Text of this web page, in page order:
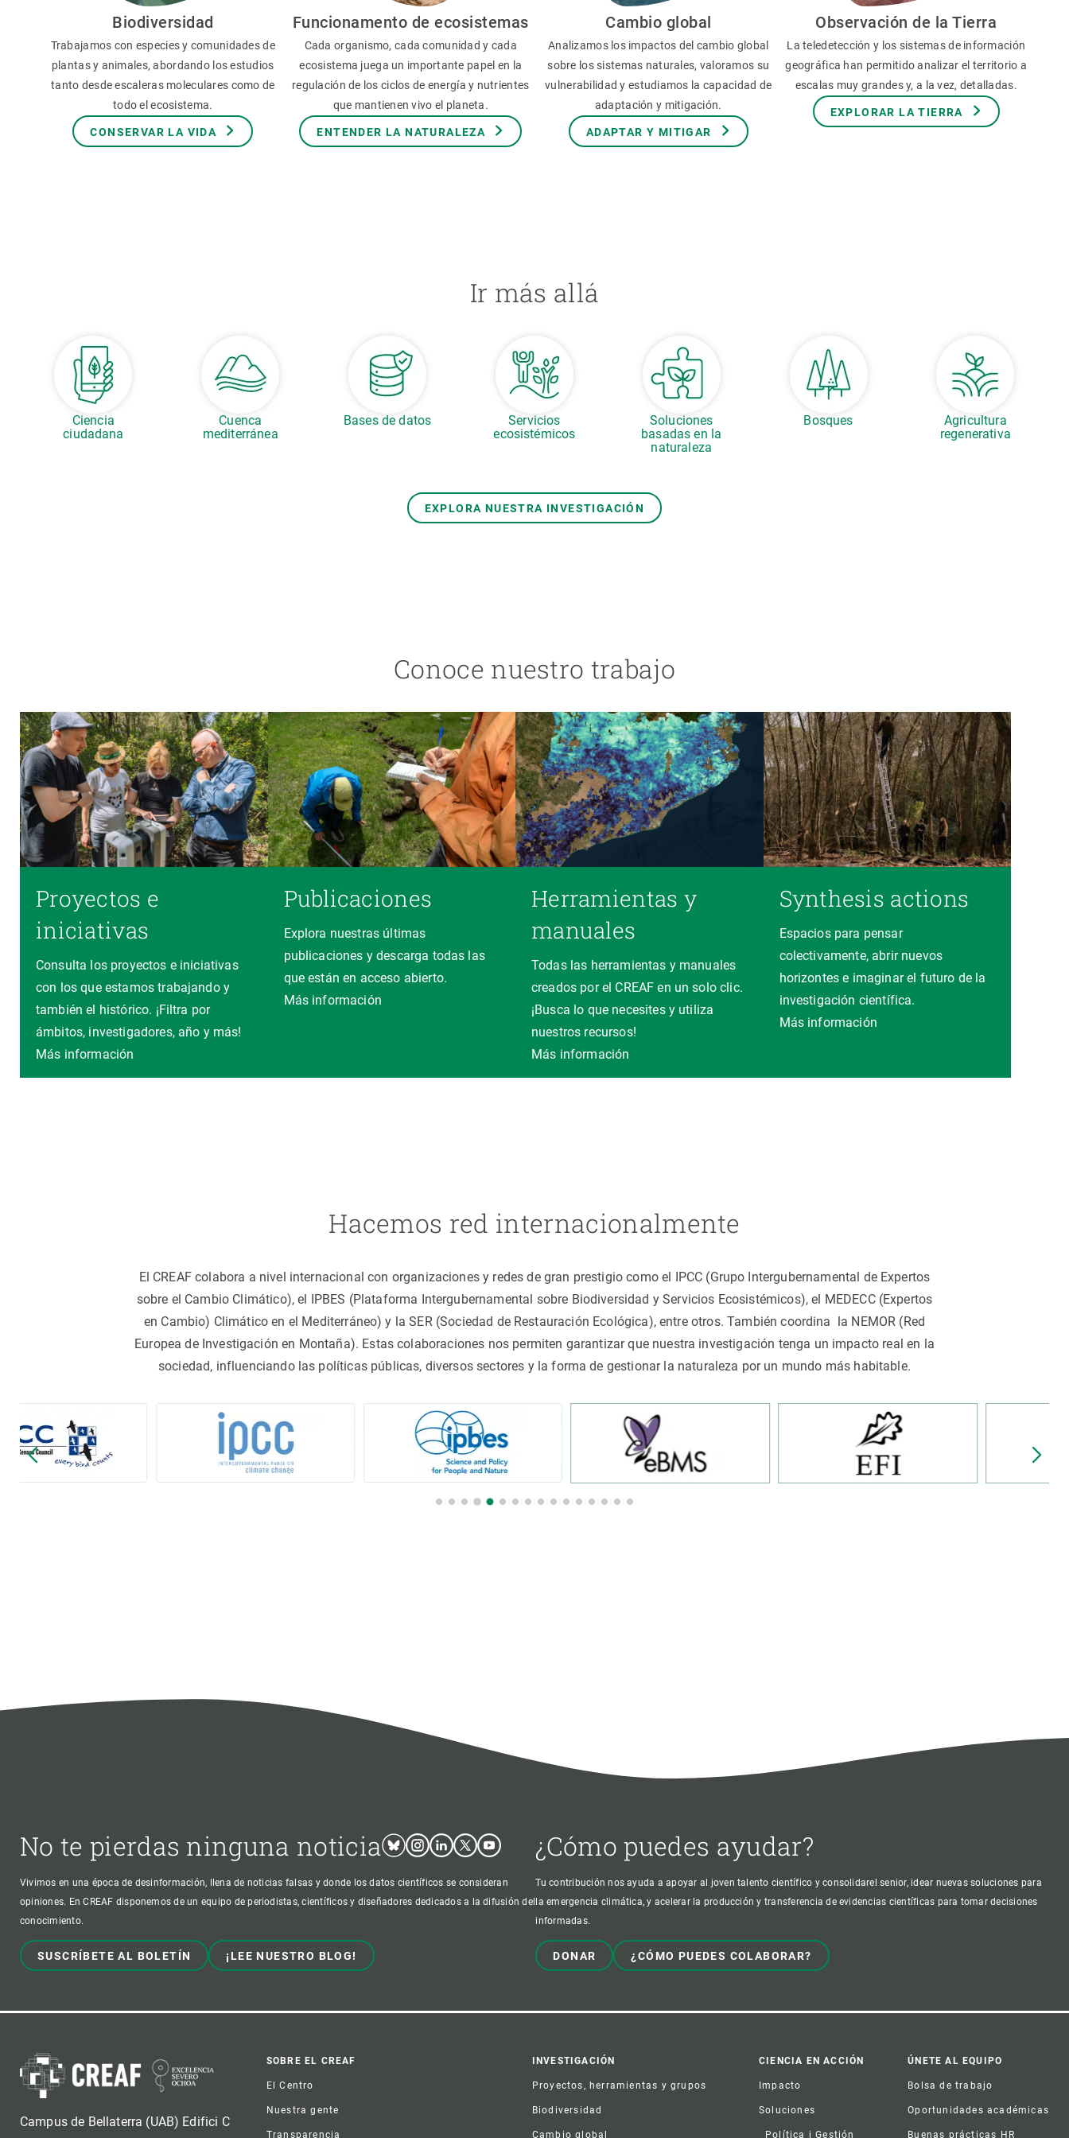
Biodiversidad
Trabajamos con especies y comunidades de
plantas y animales, abordando los estudios
tanto desde escaleras moleculares como de
todo el ecosistema.
CONSERVAR LA VIDA
Funcionamento de ecosistemas
Cada organismo, cada comunidad y cada
ecosistema juega un importante papel en la
regulación de los ciclos de energía y nutrientes
que mantienen vivo el planeta.
ENTENDER LA NATURALEZA
Cambio global
Analizamos los impactos del cambio global
sobre los sistemas naturales, valoramos su
vulnerabilidad y estudiamos la capacidad de
adaptación y mitigación.
ADAPTAR Y MITIGAR
Observación de la Tierra
La teledetección y los sistemas de información
geográfica han permitido analizar el territorio a
escalas muy grandes y, a la vez, detalladas.
EXPLORAR LA TIERRA
Ir más allá
Ciencia
ciudadana
Cuenca
mediterránea
Bases de datos
Servicios
ecosistémicos
Soluciones
basadas en la
naturaleza
Bosques
Agricultura
regenerativa
EXPLORA NUESTRA INVESTIGACIÓN
Conoce nuestro trabajo
Proyectos e
iniciativas
Consulta los proyectos e iniciativas
con los que estamos trabajando y
también el histórico. ¡Filtra por
ámbitos, investigadores, año y más!
Más información
Publicaciones
Explora nuestras últimas
publicaciones y descarga todas las
que están en acceso abierto.
Más información
Herramientas y
manuales
Todas las herramientas y manuales
creados por el CREAF en un solo clic.
¡Busca lo que necesites y utiliza
nuestros recursos!
Más información
Synthesis actions
Espacios para pensar
colectivamente, abrir nuevos
horizontes e imaginar el futuro de la
investigación científica.
Más información
Hacemos red internacionalmente
El CREAF colabora a nivel internacional con organizaciones y redes de gran prestigio como el IPCC (Grupo Intergubernamental de Expertos
sobre el Cambio Climático), el IPBES (Plataforma Intergubernamental sobre Biodiversidad y Servicios Ecosistémicos), el MEDECC (Expertos
en Cambio) Climático en el Mediterráneo) y la SER (Sociedad de Restauración Ecológica), entre otros. También coordina la NEMOR (Red
Europea de Investigación en Montaña). Estas colaboraciones nos permiten garantizar que nuestra investigación tenga un impacto real en la
sociedad, influenciando las políticas públicas, diversos sectores y la forma de gestionar la naturaleza por un mundo más habitable.
No te pierdas ninguna noticiaBlueskyInstagram
LinkedinTwitterYoutube
Vivimos en una época de desinformación, llena de noticias falsas y donde los datos científicos se consideran
opiniones. En CREAF disponemos de un equipo de periodistas, científicos y diseñadores dedicados a la difusión del
conocimiento.
SUSCRÍBETE AL BOLETÍN ¡LEE NUESTRO BLOG!
¿Cómo puedes ayudar?
Tu contribución nos ayuda a apoyar al joven talento científico y consolidarel senior, idear nuevas soluciones para
la emergencia climática, y acelerar la producción y transferencia de evidencias científicas para tomar decisiones
informadas.
DONAR ¿CÓMO PUEDES COLABORAR?
Campus de Bellaterra (UAB) Edifici C
Footer
SOBRE EL CREAF
El Centro
Nuestra gente
Transparencia
INVESTIGACIÓN
Proyectos, herramientas y grupos
Biodiversidad
Cambio global
CIENCIA EN ACCIÓN
Impacto
Soluciones
Política i Gestión
ÚNETE AL EQUIPO
Bolsa de trabajo
Oportunidades académicas
Buenas prácticas HR
Observación de la Tierra